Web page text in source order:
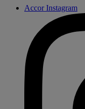
Accor Instagram